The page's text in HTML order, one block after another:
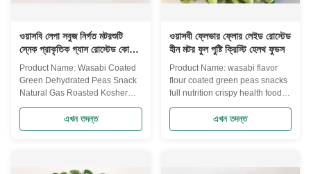
ওয়াসবি লেপা সবুজ নির্গত মটরশুটি
স্নেক প্রাকৃতিক গ্যাস রোস্টেড কোশার
সার্টিফাইড
Product Name: Wasabi Coated
Green Dehydrated Peas Snack
Natural Gas Roasted Kosher
nut snacks , peanuts, peas,
beans, dry fruits, frozen
We have exported to Europe ,
এখন তদন্ত
ওয়াসবী ফ্লেভার ফ্লোর লেইড রোস্টেড
হীন মটর ফুল পুষ্টি ক্রিস্টি হেলথ ফুডস
Product Name: wasabi flavor
flour coated green peas snacks
full nutrition crispy health foods
peas, cashew nuts, peanuts,rice
crakers and etc. We have
Middle East and more than 50
এখন তদন্ত